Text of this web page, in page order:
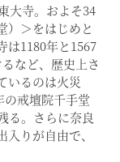
大寺。およそ34
）＞をはじめと
は1180年と1567
など、歴史上さ
いるのは火災
の戒壇院千手堂
る。さらに奈良
りが自由で、